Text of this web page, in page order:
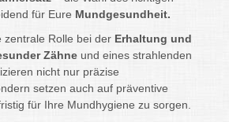
für Eure Mundgesundheit.
zentrale Rolle bei der Erhaltung und
Zähne und eines strahlenden
nicht nur präzise
setzen auch auf präventive
für Ihre Mundhygiene zu sorgen.